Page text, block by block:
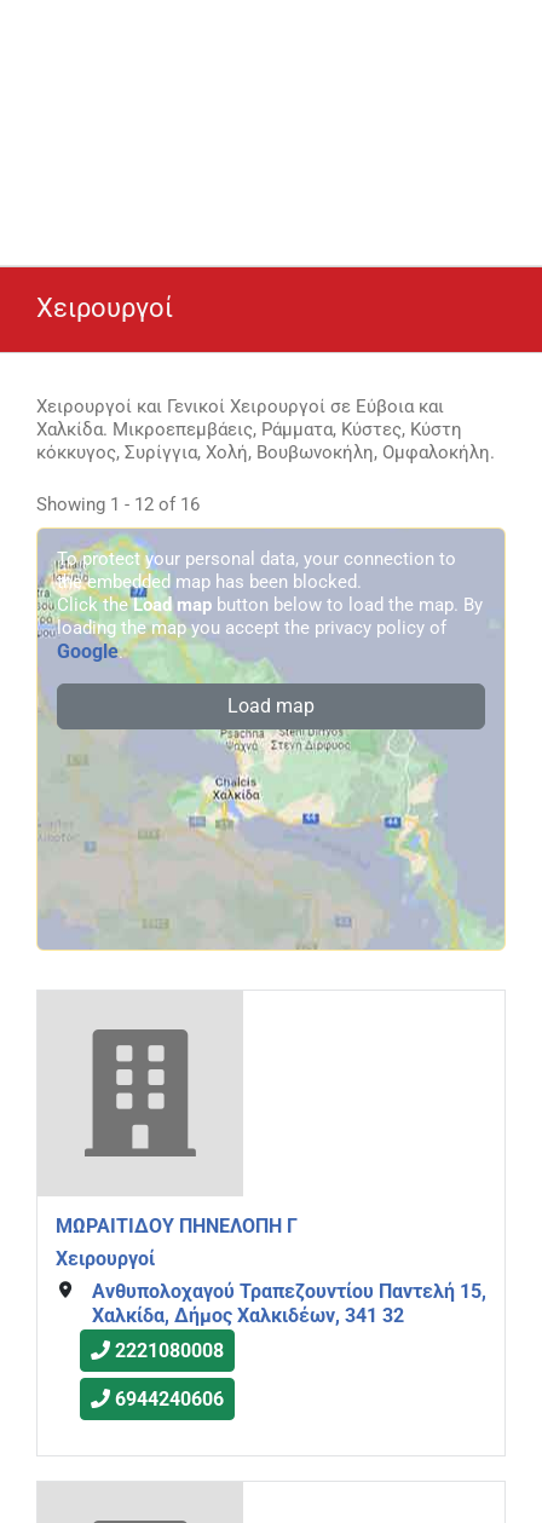
Χειρουργοί
Χειρουργοί και Γενικοί Χειρουργοί σε Εύβοια και
Χαλκίδα. Μικροεπεμβάεις, Ράμματα, Κύστες, Κύστη
κόκκυγος, Συρίγγια, Χολή, Βουβωνοκήλη, Ομφαλοκήλη.
Showing 1 - 12 of 16
ΜΩΡΑΙΤΙΔΟΥ ΠΗΝΕΛΟΠΗ Γ
Χειρουργοί
Ανθυπολοχαγού Τραπεζουντίου Παντελή 15,
Χαλκίδα, Δήμος Χαλκιδέων, 341 32
2221080008
6944240606
To protect your personal data, your connection to
the embedded map has been blocked.
Click theLoad map button below to load the map. By
loading the map you accept the privacy policy of
Google.
Load map